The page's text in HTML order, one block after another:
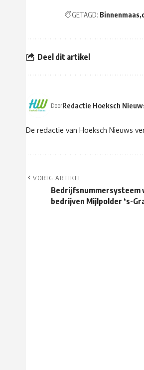
GETAGD: Binnenmaas
Deel dit artikel
DoorRedactie Hoeksch
De redactie van Hoeksch Nieuws
VORIG ARTIKEL
Bedrijfsnummersysteem
bedrijven Mijlpolder ‘s-